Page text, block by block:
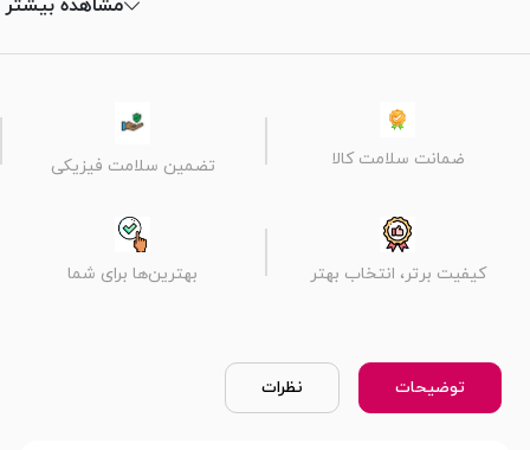
مشاهده بیشتر
ضمانت سلامت کالا تضمین سلامت فیزیکی
کیفیت برتر، انتخاب بهتر بهترین‌ها برای شما
توضیحات نظرات